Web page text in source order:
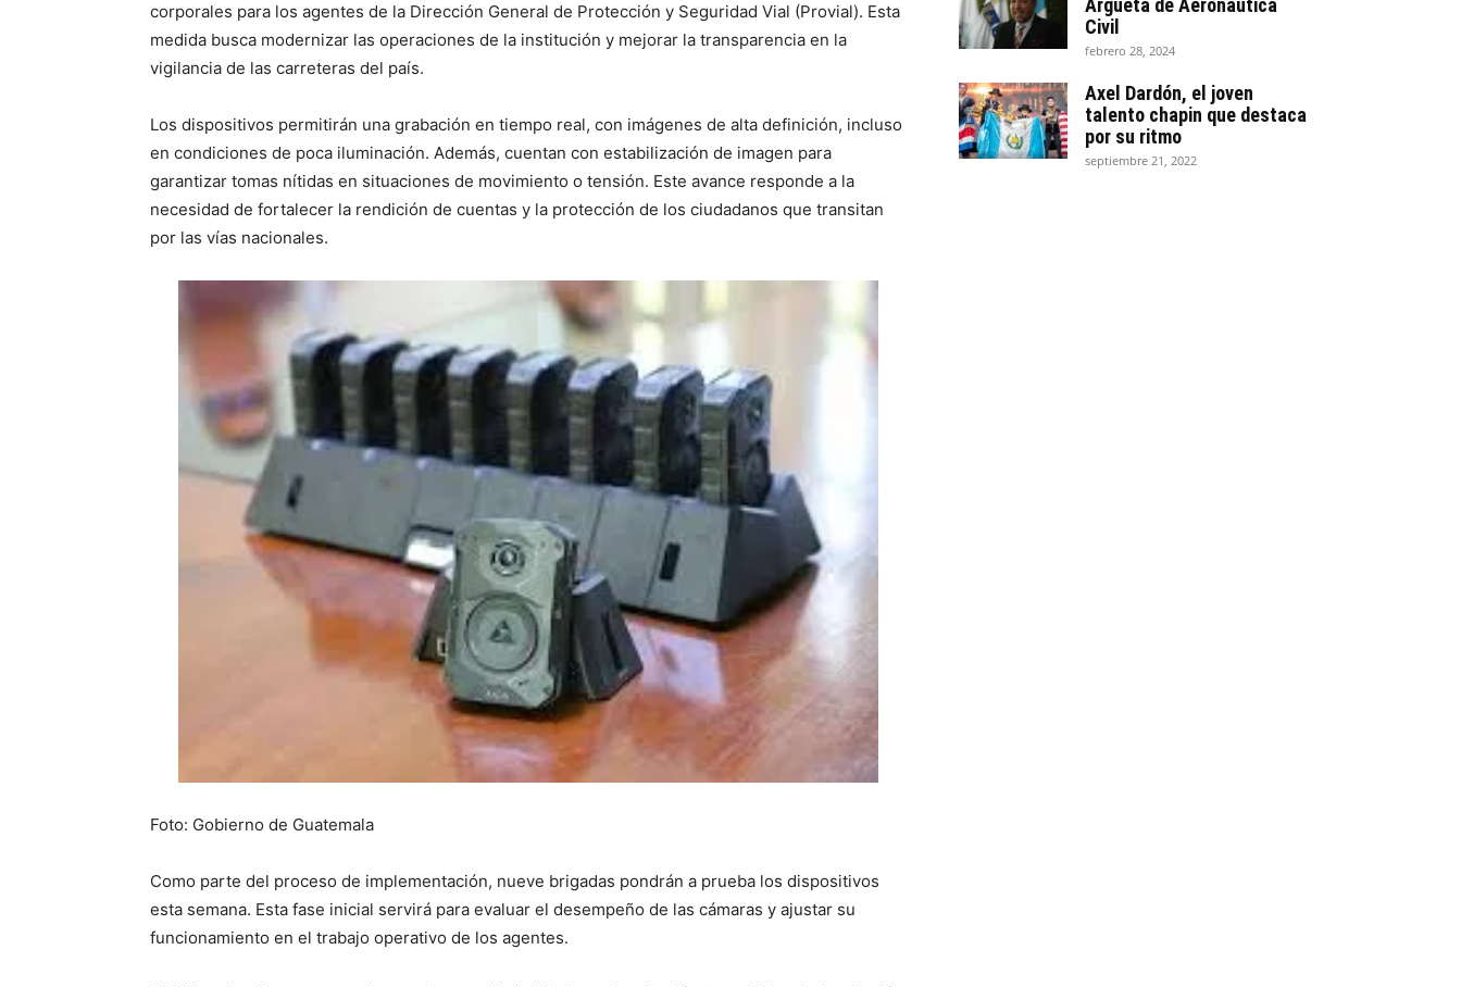
corporales para los agentes de la Dirección General de Protección y Seguridad Vial (Provial). Esta
medida busca modernizar las operaciones de la institución y mejorar la transparencia en la
vigilancia de las carreteras del país.
Los dispositivos permitirán una grabación en tiempo real, con imágenes de alta definición, incluso
en condiciones de poca iluminación. Además, cuentan con estabilización de imagen para
garantizar tomas nítidas en situaciones de movimiento o tensión. Este avance responde a la
necesidad de fortalecer la rendición de cuentas y la protección de los ciudadanos que transitan
por las vías nacionales.
Foto: Gobierno de Guatemala
Como parte del proceso de implementación, nueve brigadas pondrán a prueba los dispositivos
esta semana. Esta fase inicial servirá para evaluar el desempeño de las cámaras y ajustar su
funcionamiento en el trabajo operativo de los agentes.
Argueta de Aeronáutica
Civil
febrero 28, 2024
Axel Dardón, el joven
talento chapin que destaca
por su ritmo
septiembre 21, 2022